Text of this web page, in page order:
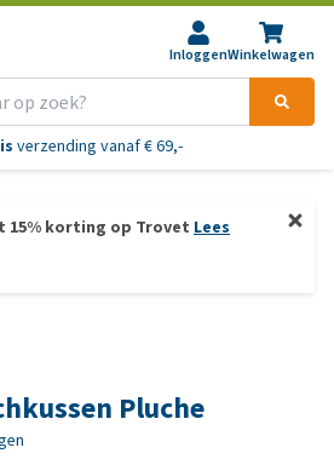
InloggenWinkelwagen
verzending vanaf € 69,-
15% korting op Trovet Lees
Pluche